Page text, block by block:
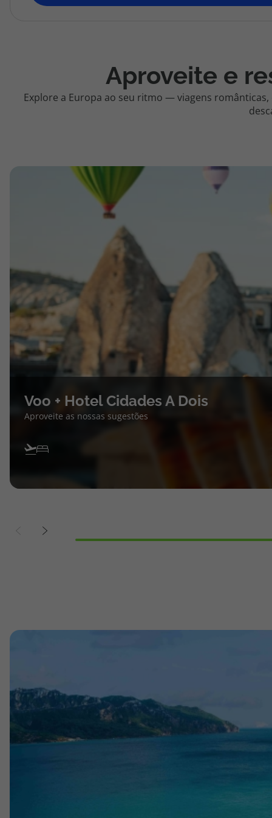
topatlantico@topatlantico.com
Aproveite e
Explore a Europa ao seu ritmo — viagens
Voo + Hotel Cidades A Dois
Aproveite as nossas sugestões